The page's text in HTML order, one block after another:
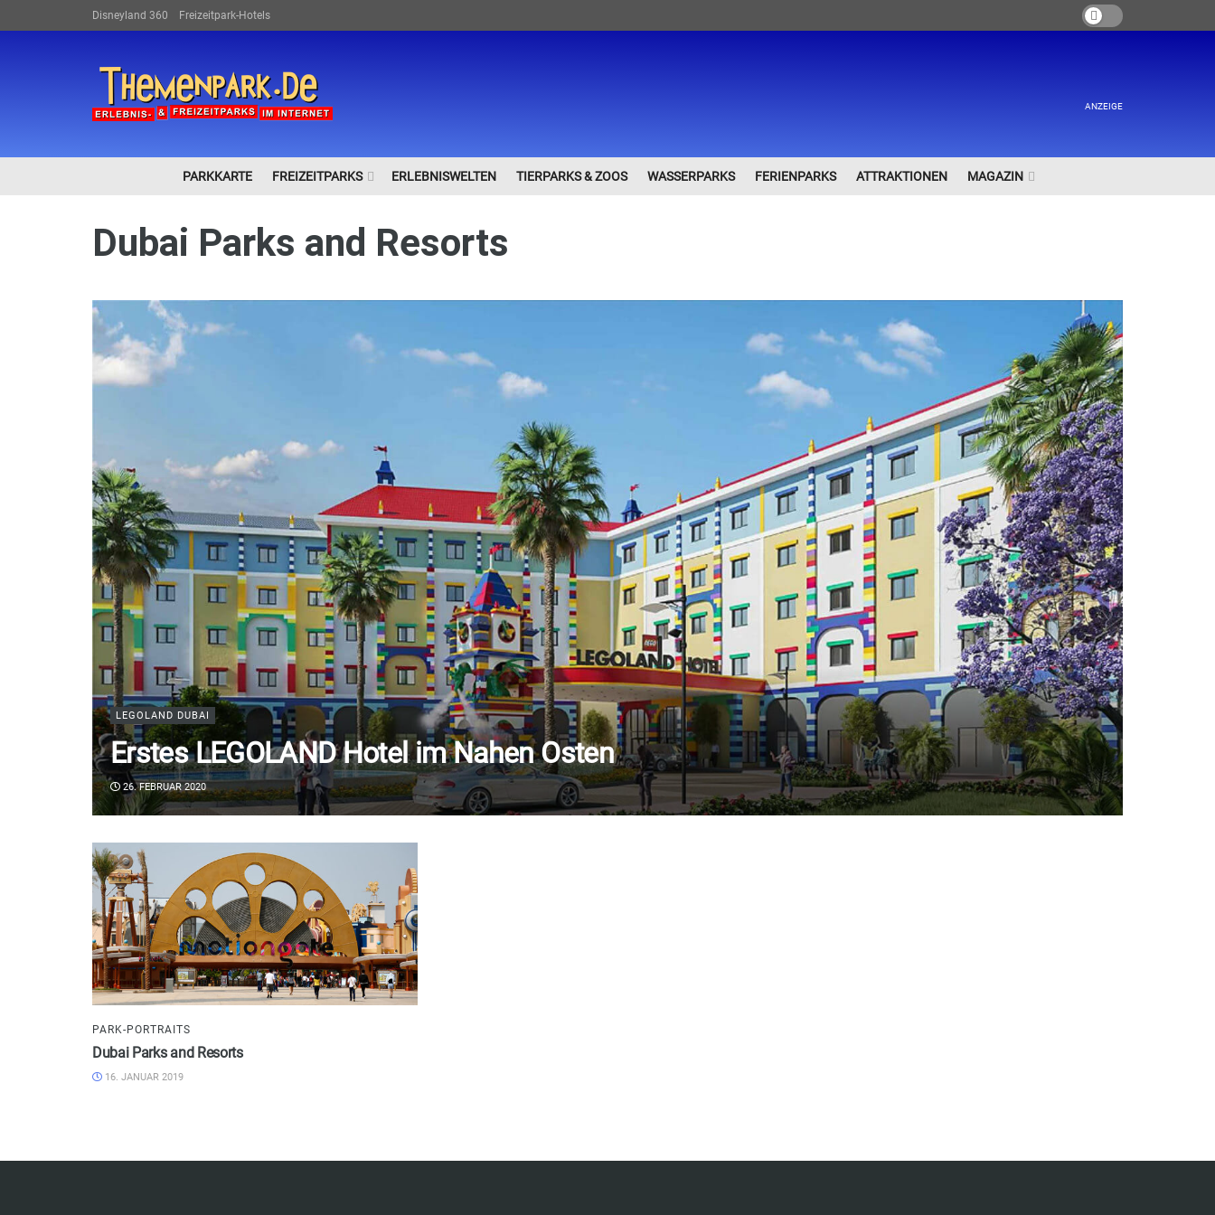
Disneyland 360 Freizeitpark-Hotels
ANZEIGE
PARKKARTE FREIZEITPARKS ERLEBNISWELTEN TIERPARKS & ZOOS WASSERPARKS FERIENPARKS ATTRAKTIONEN MAGAZIN
Dubai Parks and Resorts
LEGOLAND DUBAI
Erstes LEGOLAND Hotel im Nahen Osten
26. FEBRUAR 2020
PARK-PORTRAITS
Dubai Parks and Resorts
16. JANUAR 2019